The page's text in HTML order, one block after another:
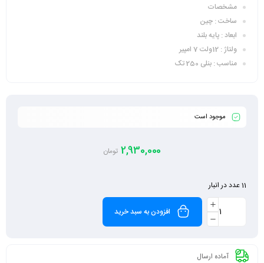
مشخصات
ساخت : چین
ابعاد : پایه بلند
ولتاژ : 12ولت 7 امپیر
مناسب : بنلی 250 تک
موجود است
2,930,000 تومان
11 عدد در انبار
افزودن به سبد خرید
آماده ارسال